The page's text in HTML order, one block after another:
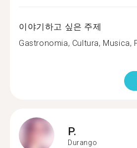
이야기하고 싶은 주제
Gastronomia, Cultura, Musica,
P.
Durango